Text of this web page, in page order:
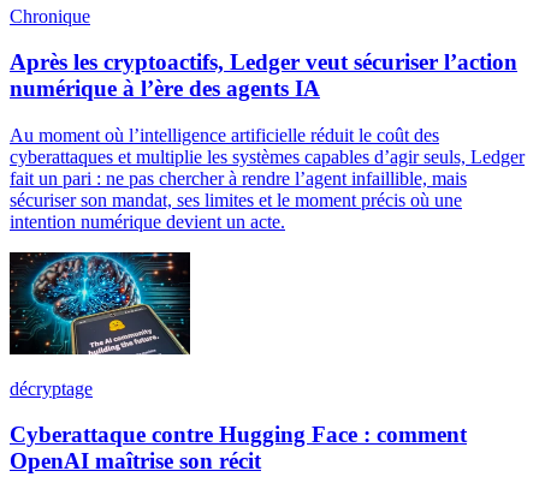
Chronique
Après les cryptoactifs, Ledger veut sécuriser l’action
numérique à l’ère des agents IA
Au moment où l’intelligence artificielle réduit le coût des
cyberattaques et multiplie les systèmes capables d’agir seuls, Ledger
fait un pari : ne pas chercher à rendre l’agent infaillible, mais
sécuriser son mandat, ses limites et le moment précis où une
intention numérique devient un acte.
décryptage
Cyberattaque contre Hugging Face : comment
OpenAI maîtrise son récit